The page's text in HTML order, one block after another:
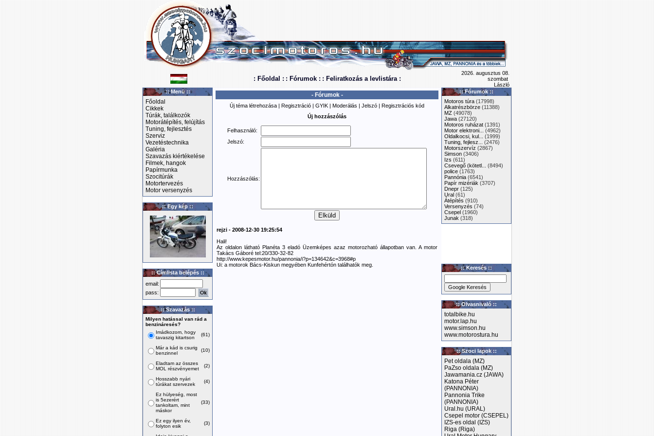
: Főoldal : : Fórumok : : Feliratkozás a levlistára :
2026. augusztus 08.
szombat
László
:: Menü ::
Főoldal
Cikkek
Túrák, találkozók
Motorátépítés, felújítás
Tuning, fejlesztés
Szerviz
Vezetéstechnika
Galéria
Szavazás kiértékelése
Filmek, hangok
Papírmunka
Szocitúrák
Motortervezés
Motor versenyzés
:: Egy kép ::
:: Címlista belépés ::
email:
pass:
:: Szavazás ::
Milyen hatással van rád a
benzináresés?
Imádkozom, hogy
tavaszig kitartson
(61)
Már a kád is csurig
benzinnel
(10)
Eladtam az összes
MOL részvényemet
(2)
Hosszabb nyári
túrákat szervezek
(4)
Ez hülyeség, most
is 5ezerért
tankoltam, mint
máskor
(33)
Ez egy ilyen év,
folyton esik
(3)
- Fórumok -
Új téma létrehozása | Regisztráció | GYIK | Moderálás | Jelszó | Regisztrációs kód
Új hozzászólás
Felhasználó:
Jelszó:
Hozzászólás:
rejzi - 2008-12-30 19:25:54
Hali!
Az oldalon látható Planéta 3 eladó Üzemképes azaz motorozható állapotban van. A motor
Takács Gáboré tel:20/330-32-82
http://www.kepesmotor.hu/pannonia/i?p=134642&c=3968#p
Ui: a motorok Bács-Kiskun megyében Kunfehértón találhatók meg.
:: Fórumok ::
Motoros túra (17998)
Alkatrészbörze (11388)
MZ (49078)
Jawa (27120)
Motoros ruházat (1391)
Motor elektroni...
(4962)
Oldalkocsi, kul...
(1999)
Tuning, fejlesz...
(2476)
Motorszervíz (2867)
Simson (3406)
Izs (611)
Csevegő (kötetl...
(8494)
police (1763)
Pannónia (6541)
Papír mizériák (3707)
Dnepr (125)
Ural (61)
Átépítés (910)
Versenyzés (74)
Csepel (1960)
Junak (318)
:: Keresés ::
:: Olvasnivaló ::
totalbike.hu
motor.lap.hu
www.simson.hu
www.motorostura.hu
:: Szoci lapok ::
Pet oldala (MZ)
PaZso oldala (MZ)
Jawamania.cz (JAWA)
Katona Péter
(PANNONIA)
Pannonia Trike
(PANNONIA)
Ural.hu (URAL)
Csepel motor (CSEPEL)
IZS-es oldal (IZS)
Riga (Riga)